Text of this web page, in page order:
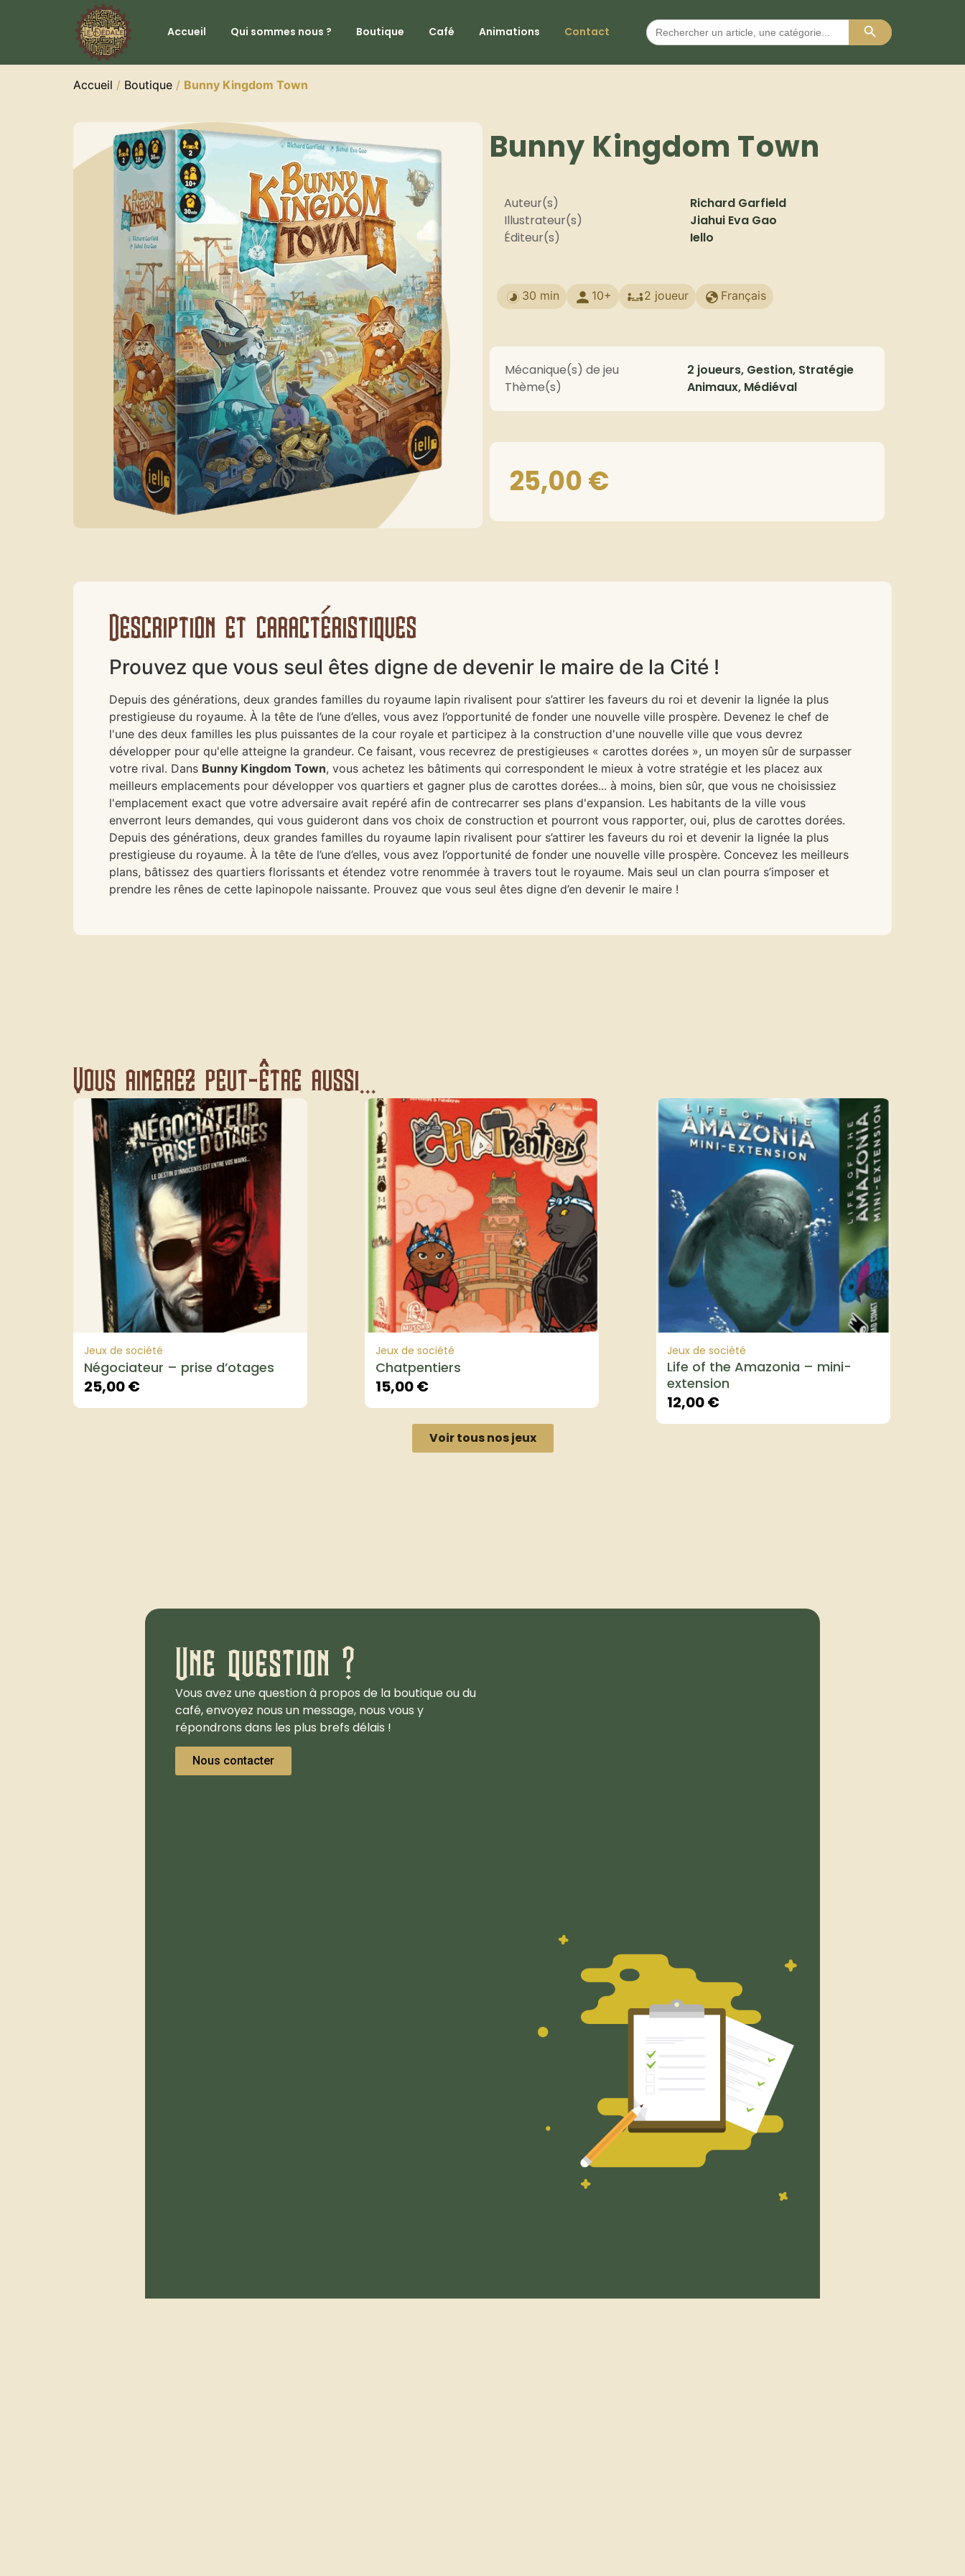
Accueil Qui sommes nous ? Boutique Café Animations Contact
Search
for:
Search Button
Accueil / Boutique / Bunny Kingdom Town
Bunny Kingdom Town
Auteur(s)
Richard Garfield
Illustrateur(s)
Jiahui Eva Gao
Éditeur(s)
Iello
30 min 10+ 2 joueur Français
Mécanique(s) de jeu
2 joueurs, Gestion, Stratégie
Thème(s)
Animaux, Médiéval
25,00€
Description et caractéristiques
Prouvez que vous seul êtes digne de devenir le maire de la Cité !
Depuis des générations, deux grandes familles du royaume lapin rivalisent pour s’attirer les faveurs du roi et devenir la lignée la plus
prestigieuse du royaume. À la tête de l’une d’elles, vous avez l’opportunité de fonder une nouvelle ville prospère. Devenez le chef de
l'une des deux familles les plus puissantes de la cour royale et participez à la construction d'une nouvelle ville que vous devrez
développer pour qu'elle atteigne la grandeur. Ce faisant, vous recevrez de prestigieuses « carottes dorées », un moyen sûr de surpasser
votre rival. Dans Bunny Kingdom Town, vous achetez les bâtiments qui correspondent le mieux à votre stratégie et les placez aux
meilleurs emplacements pour développer vos quartiers et gagner plus de carottes dorées... à moins, bien sûr, que vous ne choisissiez
l'emplacement exact que votre adversaire avait repéré afin de contrecarrer ses plans d'expansion. Les habitants de la ville vous
enverront leurs demandes, qui vous guideront dans vos choix de construction et pourront vous rapporter, oui, plus de carottes dorées.
Depuis des générations, deux grandes familles du royaume lapin rivalisent pour s’attirer les faveurs du roi et devenir la lignée la plus
prestigieuse du royaume. À la tête de l’une d’elles, vous avez l’opportunité de fonder une nouvelle ville prospère. Concevez les meilleurs
plans, bâtissez des quartiers florissants et étendez votre renommée à travers tout le royaume. Mais seul un clan pourra s’imposer et
prendre les rênes de cette lapinopole naissante. Prouvez que vous seul êtes digne d’en devenir le maire !
Vous aimerez peut-être aussi...
Jeux de société
Négociateur – prise d’otages
25,00€
Jeux de société
Chatpentiers
15,00€
Jeux de société
Life of the Amazonia – mini-
extension
12,00€
Voir tous nos jeux
Une question ?
Vous avez une question à propos de la boutique ou du
café, envoyez nous un message, nous vous y
répondrons dans les plus brefs délais !
Nous contacter